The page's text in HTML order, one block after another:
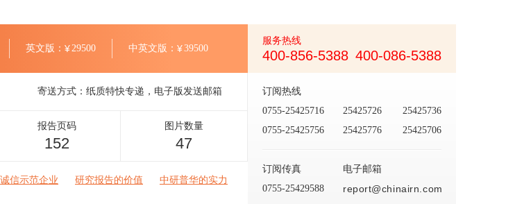
英文版： ¥29500 中英文版： ¥39500
寄送方式： 纸质特快专递，电子版发送邮箱
报告页码
152
图片数量
47
诚信示范企业 研究报告的价值 中研普华的实力
服务热线
400-856-5388 400-086-5388
订阅热线
0755-25425716
25425726
25425736
0755-25425756
25425776 25425706
订阅传真
0755-25429588
电子邮箱
report@chinairn.com